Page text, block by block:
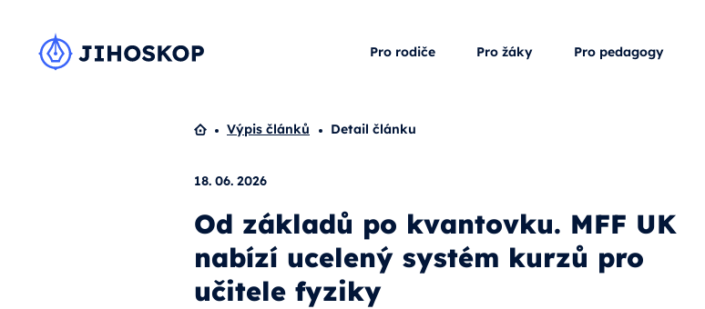
Pro rodiče Pro žáky Pro pedagogy
Domů
Výpis článků Detail článku
18. 06. 2026
Od základů po kvantovku. MFF UK
nabízí ucelený systém kurzů pro
učitele fyziky